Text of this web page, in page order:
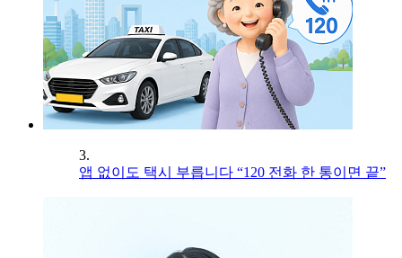
3.
앱 없이도 택시 부릅니다 “120 전화 한 통이면 끝”